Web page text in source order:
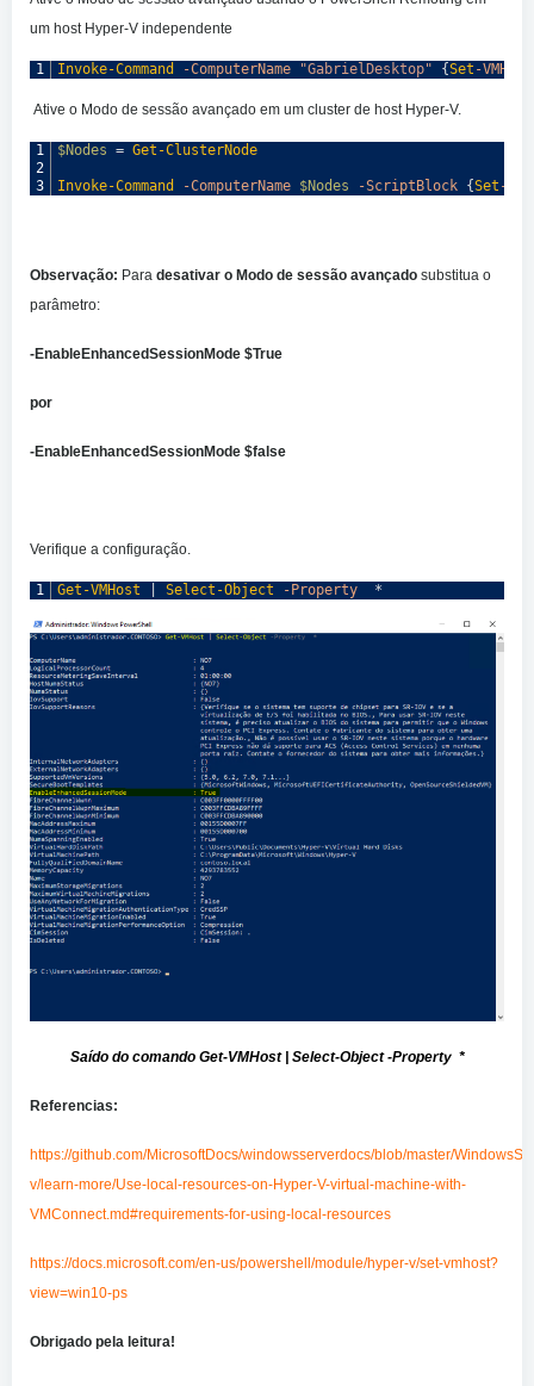
um host Hyper-V independente
1 Invoke-Command -ComputerName "GabrielDesktop" {Set -VMHost
Ative o Modo de sessão avançado em um cluster de host Hyper-V.
1
2
3
$Nodes = Get-ClusterNode
Invoke-Command -ComputerName $Nodes -ScriptBlock {Set -
Observação: Para desativar o Modo de sessão avançado substitua o
parâmetro:
-EnableEnhancedSessionMode $True
por
-EnableEnhancedSessionMode $false
Verifique a configuração.
1 Get-VMHost Select-Object -Property *
Saído do comando Get-VMHost | Select-Object -Property *
Referencias:
https://github.com/MicrosoftDocs/windowsserverdocs/blob/master/
v/learn-more/Use-local-resources-on-Hyper-V-virtual-machine-with-
VMConnect.md#requirements-for-using-local-resources
https://docs.microsoft.com/en-us/powershell/module/hyper-v/set-vmhost?
view=win10-ps
Obrigado pela leitura!